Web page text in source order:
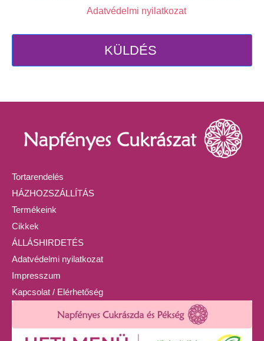
Adatvédelmi nyilatkozat
KÜLDÉS
Tortarendelés
HÁZHOZSZÁLLÍTÁS
Termékeink
Cikkek
ÁLLÁSHIRDETÉS
Adatvédelmi nyilatkozat
Impresszum
Kapcsolat / Elérhetőség